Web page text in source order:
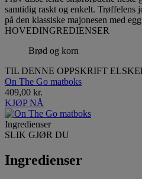
samtidig raskt og enkelt. Trøffelens
på den klassiske majonesen med
HOVEDINGREDIENSER
Brød og korn
TIL DENNE OPPSKRIFT
On The Go matboks
409,00 kr.
KJØP NÅ
Ingredienser
SLIK GJØR DU
Ingredienser